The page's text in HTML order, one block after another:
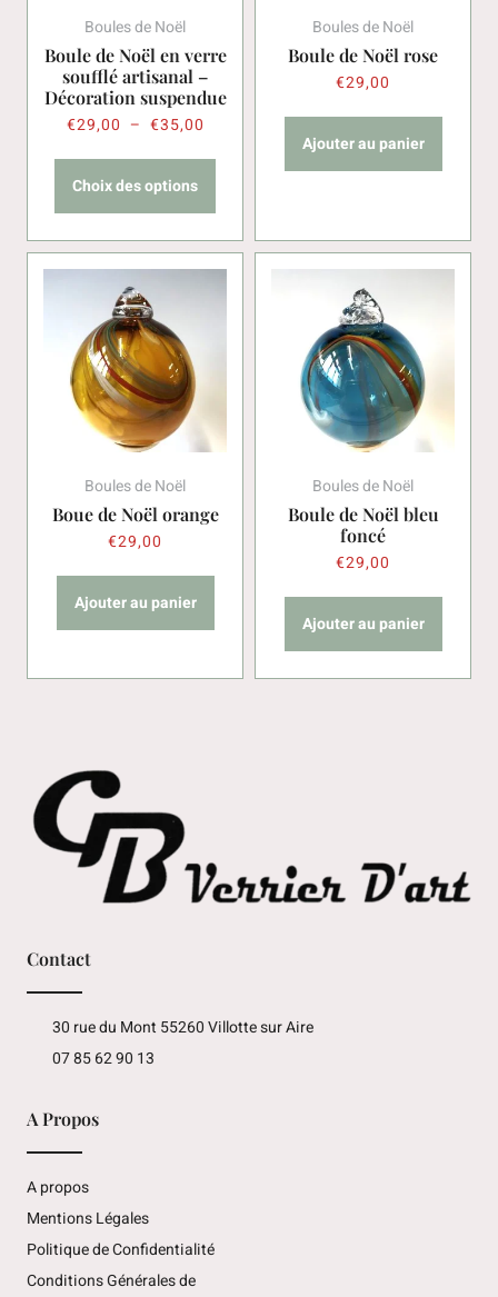
Boules de Noël
Boule de Noël en verre
soufflé artisanal –
Décoration suspendue
€29,00 – €35,00
Choix des options
Boules de Noël
Boule de Noël rose
€29,00
Ajouter au panier
Boules de Noël
Boue de Noël orange
€29,00
Ajouter au panier
Boules de Noël
Boule de Noël bleu
foncé
€29,00
Ajouter au panier
Contact
30 rue du Mont 55260 Villotte sur Aire
07 85 62 90 13
A Propos
A propos
Mentions Légales
Politique de Confidentialité
Conditions Générales de